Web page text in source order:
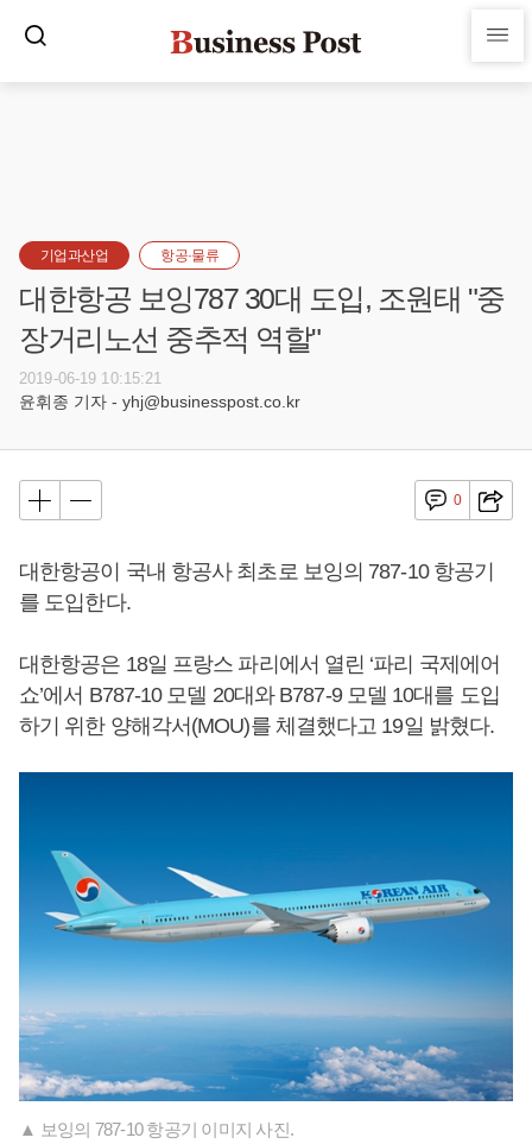
기업과산업 항공·물류
대한항공 보잉787 30대 도입, 조원태 "중
장거리노선 중추적 역할"
2019-06-19 10:15:21
윤휘종 기자 - yhj@businesspost.co.kr
0
대한항공이 국내 항공사 최초로 보잉의 787-10 항공기
를 도입한다.
대한항공은 18일 프랑스 파리에서 열린 ‘파리 국제에어
쇼’에서 B787-10 모델 20대와 B787-9 모델 10대를 도입
하기 위한 양해각서(MOU)를 체결했다고 19일 밝혔다.
▲ 보잉의 787-10 항공기 이미지 사진.